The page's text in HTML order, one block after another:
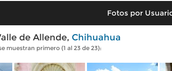
Fotos por
de Allende, Chihuahua
muestran primero (1 al 23 de 23):